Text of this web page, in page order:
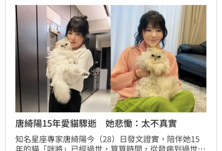
唐綺陽15年愛貓驟逝 她悲慟：太不真實
知名星座專家唐綺陽今（28）日發文證實，陪伴她15